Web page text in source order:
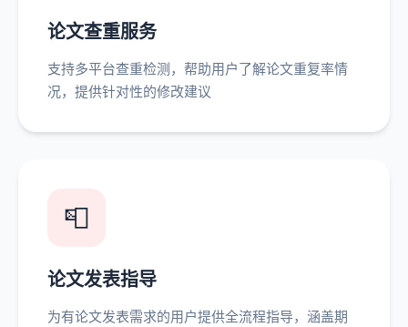
论文查重服务
支持多平台查重检测，帮助用户了解论文重复率情
况，提供针对性的修改建议
📮
论文发表指导
为有论文发表需求的用户提供全流程指导，涵盖期